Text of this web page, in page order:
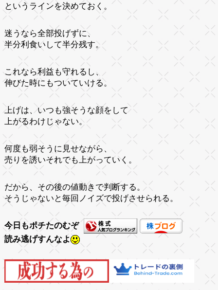
というラインを決めておく。
迷うなら全部投げずに、
半分利食いして半分残す。
これなら利益も守れるし、
伸びた時にもついていける。
上げは、いつも強そうな顔をして
上がるわけじゃない。
何度も弱そうに見せながら、
売りを誘いそれでも上がっていく。
だから、その後の値動きで判断する。
そうじゃないと毎回ノイズで投げさせられる。
今日もポチたのむぞ
読み逃げすんなよ